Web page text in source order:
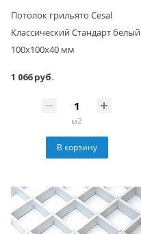
Потолок грильято Cesal
Классический Стандарт белый
100х100х40 мм
1 066 руб.
м2
В корзину